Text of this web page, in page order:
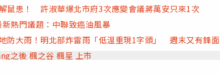
鼠患！ 許淑華爆北市府3次應變會議蔣萬安只來1次
新熱門議題：中聯致癌油風暴
防大雨！明北部炸雷雨「低溫重現1字頭」 週末又有鋒面
之後 楓之谷 楓星 上市